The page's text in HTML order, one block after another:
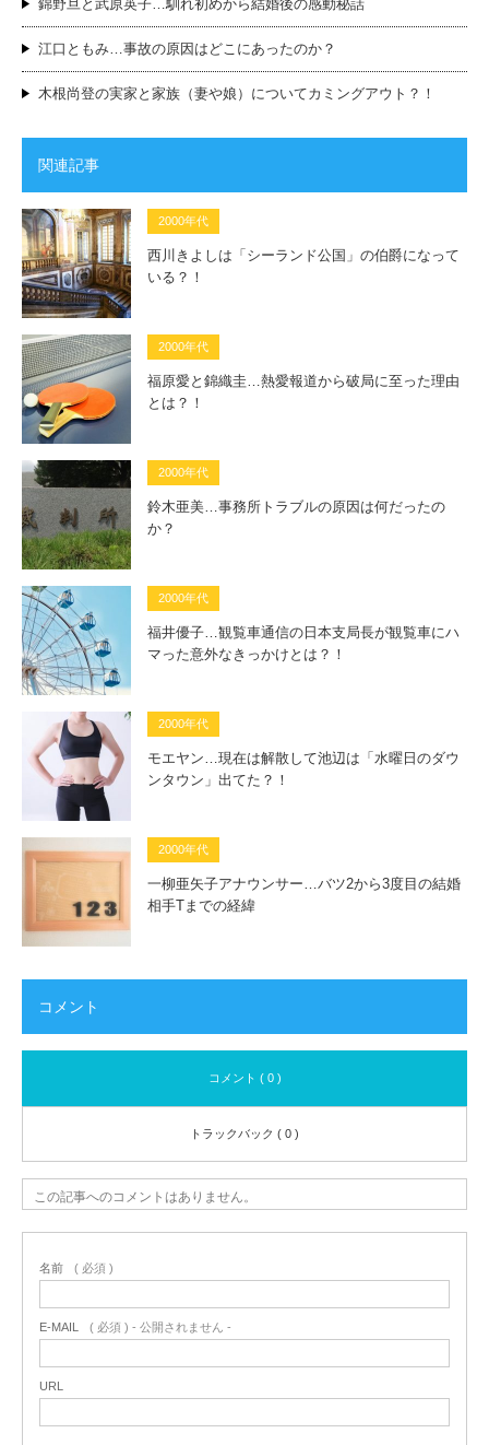
錦野旦と武原英子…馴れ初めから結婚後の感動秘話
江口ともみ…事故の原因はどこにあったのか？
木根尚登の実家と家族（妻や娘）についてカミングアウト？！
関連記事
2000年代
西川きよしは「シーランド公国」の伯爵になって
いる？！
2000年代
福原愛と錦織圭…熱愛報道から破局に至った理由
とは？！
2000年代
鈴木亜美…事務所トラブルの原因は何だったの
か？
2000年代
福井優子…観覧車通信の日本支局長が観覧車にハ
マった意外なきっかけとは？！
2000年代
モエヤン…現在は解散して池辺は「水曜日のダウ
ンタウン」出てた？！
2000年代
一柳亜矢子アナウンサー…バツ2から3度目の結婚
相手Tまでの経緯
コメント
コメント ( 0 )
トラックバック ( 0 )
この記事へのコメントはありません。
名前 ( 必須 )
E-MAIL ( 必須 ) - 公開されません -
URL